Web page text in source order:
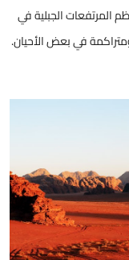
المرتفعات الجبلية في
في بعض الأحيان.